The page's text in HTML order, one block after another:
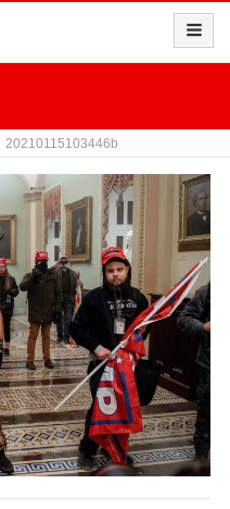
20210115103446b